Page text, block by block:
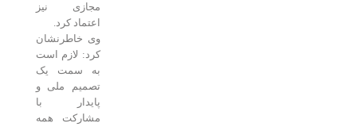
مجازی نیز
اعتماد کرد.
وی خاطرنشان
کرد: لازم است
به سمت یک
تصمیم ملی و
پایدار با
مشارکت همه